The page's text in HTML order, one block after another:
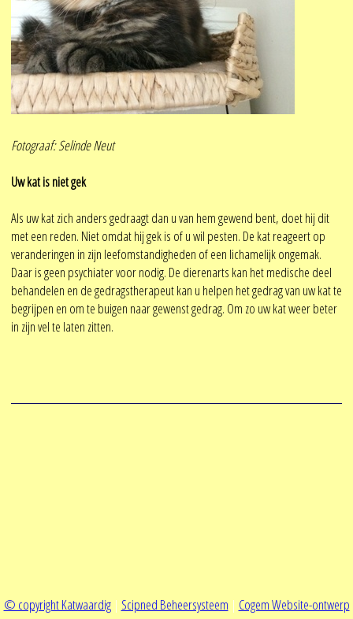
Fotograaf: Selinde Neut
Uw kat is niet gek
Als uw kat zich anders gedraagt dan u van hem gewend bent, doet hij dit
met een reden. Niet omdat hij gek is of u wil pesten. De kat reageert op
veranderingen in zijn leefomstandigheden of een lichamelijk ongemak.
Daar is geen psychiater voor nodig. De dierenarts kan het medische deel
behandelen en de gedragstherapeut kan u helpen het gedrag van uw kat te
begrijpen en om te buigen naar gewenst gedrag. Om zo uw kat weer beter
in zijn vel te laten zitten.
© copyright Katwaardig| Scipned Beheersysteem | Cogem Website-ontwerp